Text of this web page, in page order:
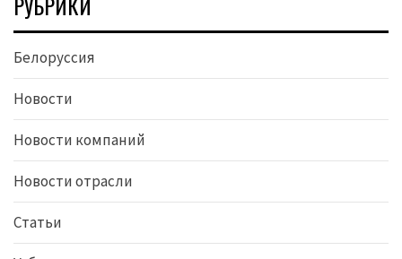
Белоруссия
Новости
Новости компаний
Новости отрасли
Статьи